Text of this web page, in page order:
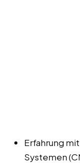
Erfahrung
Systemen